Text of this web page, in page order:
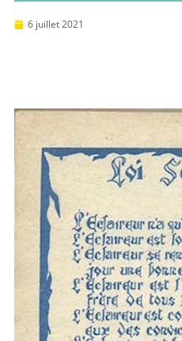
6 juillet 2021